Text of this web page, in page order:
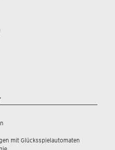
mit Glücksspielautomaten